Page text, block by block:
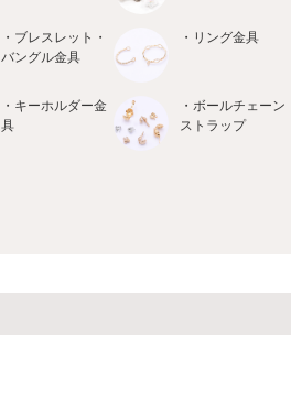
・ブレスレット・
バングル金具
・リング金具
・キーホルダー金
具
・ボールチェーン
ストラップ